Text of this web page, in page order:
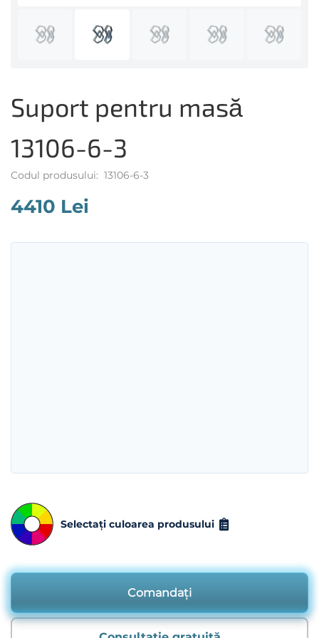
Suport pentru masă
13106-6-3
Codul produsului: 13106-6-3
4410 Lei
Selectați culoarea produsului
Comandați